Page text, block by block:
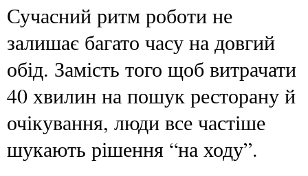
Сучасний ритм роботи не
залишає багато часу на довгий
обід. Замість того щоб витрачати
40 хвилин на пошук ресторану й
очікування, люди все частіше
шукають рішення “на ходу”.